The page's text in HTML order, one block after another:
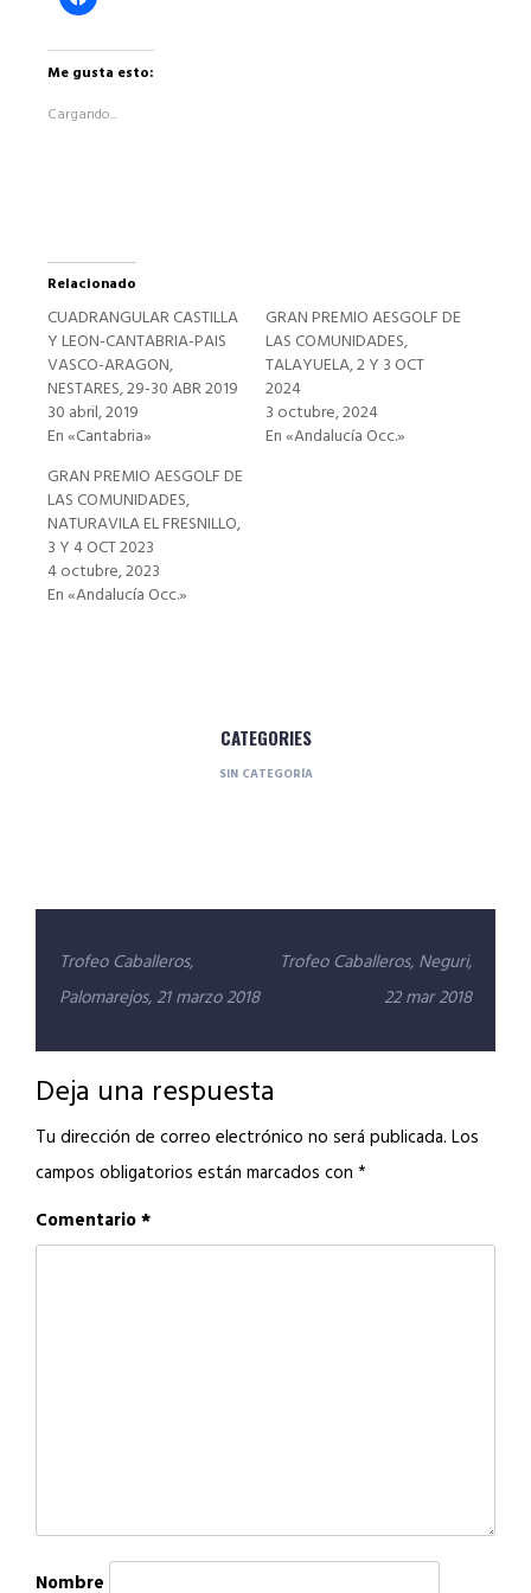
clic
en
Facebook
en
Me gusta esto:
Cargando...
Relacionado
CUADRANGULAR CASTILLA
Y LEON-CANTABRIA-PAIS
VASCO-ARAGON,
NESTARES, 29-30 ABR 2019
30 abril, 2019
En «Cantabria»
GRAN PREMIO AESGOLF DE
LAS COMUNIDADES,
TALAYUELA, 2 Y 3 OCT
2024
3 octubre, 2024
En «Andalucía Occ.»
GRAN PREMIO AESGOLF DE
LAS COMUNIDADES,
NATURAVILA EL FRESNILLO,
3 Y 4 OCT 2023
4 octubre, 2023
En «Andalucía Occ.»
CATEGORIES
SIN CATEGORÍA
Navegación
de
entradas
Trofeo Caballeros,
Palomarejos, 21 marzo 2018
Trofeo Caballeros, Neguri,
22 mar 2018
Deja una respuesta
Tu dirección de correo electrónico no será publicada. Los
campos obligatorios están marcados con *
Comentario*
Nombre